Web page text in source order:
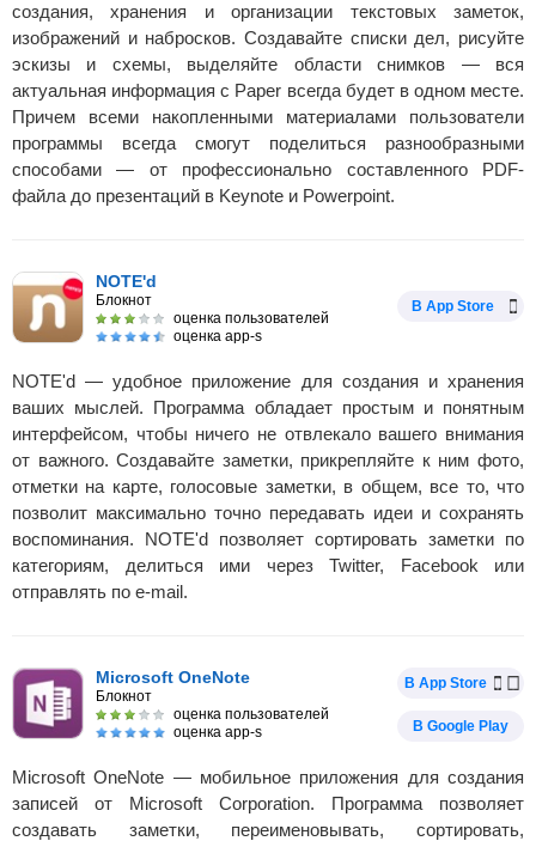
создания, хранения и организации текстовых заметок,
изображений и набросков. Создавайте списки дел, рисуйте
эскизы и схемы, выделяйте области снимков — вся
актуальная информация с Paper всегда будет в одном месте.
Причем всеми накопленными материалами пользователи
программы всегда смогут поделиться разнообразными
способами — от профессионально составленного PDF-
файла до презентаций в Keynote и Powerpoint.
NOTE'd
Блокнот
оценка пользователей
оценка app-s
В App Store
NOTE'd — удобное приложение для создания и хранения
ваших мыслей. Программа обладает простым и понятным
интерфейсом, чтобы ничего не отвлекало вашего внимания
от важного. Создавайте заметки, прикрепляйте к ним фото,
отметки на карте, голосовые заметки, в общем, все то, что
позволит максимально точно передавать идеи и сохранять
воспоминания. NOTE'd позволяет сортировать заметки по
категориям, делиться ими через Twitter, Facebook или
отправлять по e-mail.
Microsoft OneNote
Блокнот
оценка пользователей
оценка app-s
В App Store
В Google Play
Microsoft OneNote — мобильное приложения для создания
записей от Microsoft Corporation. Программа позволяет
создавать заметки, переименовывать, сортировать,